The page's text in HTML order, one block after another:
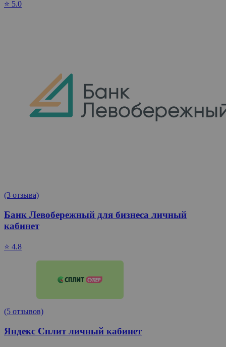
⭐ 5.0
(3 отзыва)
Банк Левобережный для бизнеса личный
кабинет
⭐ 4.8
(5 отзывов)
Яндекс Сплит личный кабинет